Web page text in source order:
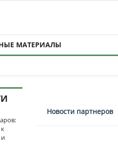
МАТЕРИАЛЫ
Новости партнеров